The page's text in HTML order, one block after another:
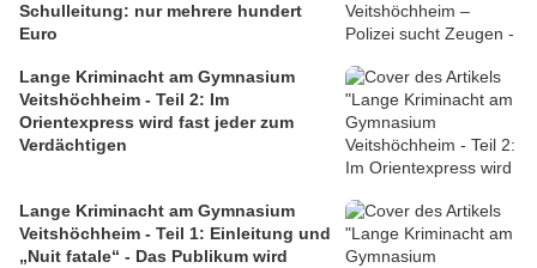
Schulleitung: nur mehrere hundert
Euro
Lange Kriminacht am Gymnasium
Veitshöchheim - Teil 2: Im
Orientexpress wird fast jeder zum
Verdächtigen
Lange Kriminacht am Gymnasium
Veitshöchheim - Teil 1: Einleitung und
„Nuit fatale“ - Das Publikum wird